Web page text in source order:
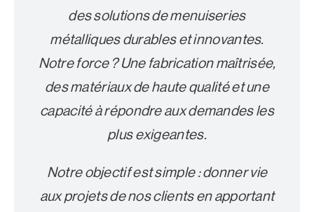
des solutions de menuiseries
métalliques durables et innovantes.
Notre force ? Une fabrication maîtrisée,
des matériaux de haute qualité et une
capacité à répondre aux demandes les
plus exigeantes.
Notre objectif est simple : donner vie
aux projets de nos clients en apportant